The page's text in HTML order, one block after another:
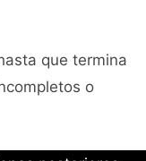
que termina
o